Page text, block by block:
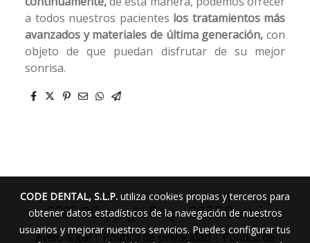
a todos nuestros pacientes los tratamientos más
avanzados y materiales de última generación, con
objeto de que puedan disfrutar de su mejor
sonrisa.
2025 ©Copyright Grupo CODE Dental
Aviso legal| Política de privacidad|Política de
CODE DENTAL, S.L.P. utiliza cookies propias y terceros para
obtener datos estadísticos de la navegación de nuestros
usuarios y mejorar nuestros servicios. Puedes configurar tus